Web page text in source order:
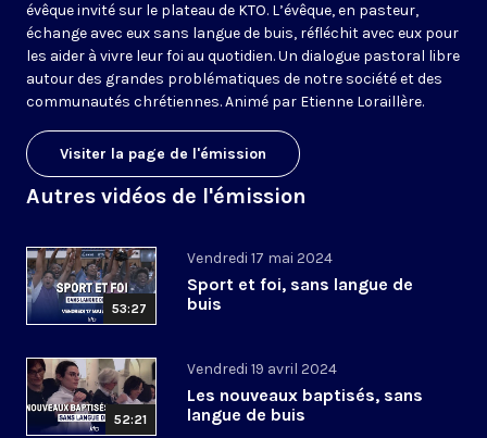
évêque invité sur le plateau de KTO. L’évêque, en pasteur,
échange avec eux sans langue de buis, réfléchit avec eux pour
les aider à vivre leur foi au quotidien. Un dialogue pastoral libre
autour des grandes problématiques de notre société et des
communautés chrétiennes. Animé par Etienne Loraillère.
Visiter la page de l'émission
Autres vidéos de l'émission
53:27
Vendredi 17 mai 2024
Sport et foi, sans langue de
buis
52:21
Vendredi 19 avril 2024
Les nouveaux baptisés, sans
langue de buis